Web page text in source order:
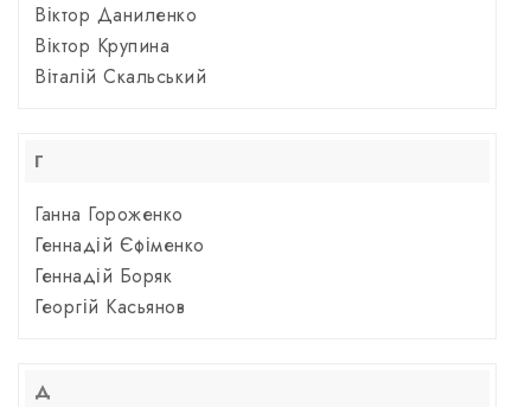
Віктор Даниленко
Віктор Крупина
Віталій Скальський
Г
Ганна Гороженко
Геннадій Єфіменко
Геннадій Боряк
Георгій Касьянов
Д